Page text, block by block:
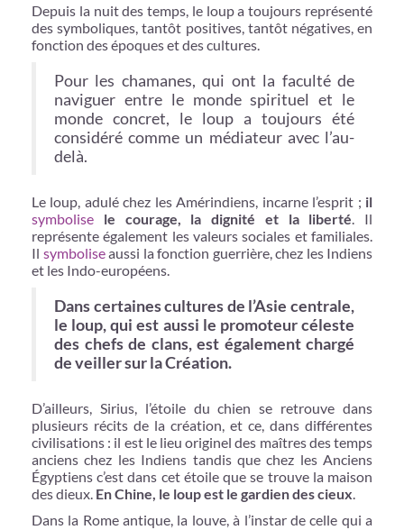
Depuis la nuit des temps, le loup a toujours représenté
des symboliques, tantôt positives, tantôt négatives, en
fonction des époques et des cultures.
Pour les chamanes, qui ont la faculté de
naviguer entre le monde spirituel et le
monde concret, le loup a toujours été
considéré comme un médiateur avec l’au-
delà.
Le loup, adulé chez les Amérindiens, incarne l’esprit ; il
symbolise le courage, la dignité et la liberté . Il
représente également les valeurs sociales et familiales.
Il symboliseaussi la fonction guerrière, chez les Indiens
et les Indo-européens.
Dans certaines cultures de l’Asie centrale,
le loup, qui est aussi le promoteur céleste
des chefs de clans, est également chargé
de veiller sur la Création.
D’ailleurs, Sirius, l’étoile du chien se retrouve dans
plusieurs récits de la création, et ce, dans différentes
civilisations : il est le lieu originel des maîtres des temps
anciens chez les Indiens tandis que chez les Anciens
Égyptiens c’est dans cet étoile que se trouve la maison
des dieux. En Chine, le loup est le gardien des cieux
Dans la Rome antique, la louve, à l’instar de celle qui a